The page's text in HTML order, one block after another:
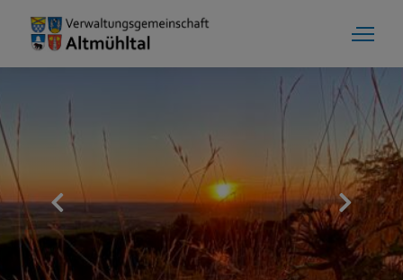
Gemeinde Dittenheim
Grußwort